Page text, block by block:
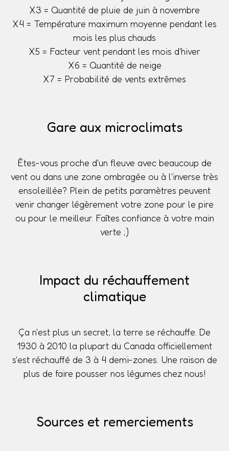
X3 = Quantité de pluie de juin à novembre
X4 = Température maximum moyenne pendant les
mois les plus chauds
X5 = Facteur vent pendant les mois d'hiver
X6 = Quantité de neige
X7 = Probabilité de vents extrêmes
Gare aux microclimats
Êtes-vous proche d'un fleuve avec beaucoup de
vent ou dans une zone ombragée ou à l'inverse très
ensoleillée? Plein de petits paramètres peuvent
venir changer légèrement votre zone pour le pire
ou pour le meilleur. Faîtes confiance à votre main
verte ;)
Impact du réchauffement
climatique
Ça n'est plus un secret, la terre se réchauffe. De
1930 à 2010 la plupart du Canada officiellement
s'est réchauffé de 3 à 4 demi-zones. Une raison de
plus de faire pousser nos légumes chez nous!
Sources et remerciements